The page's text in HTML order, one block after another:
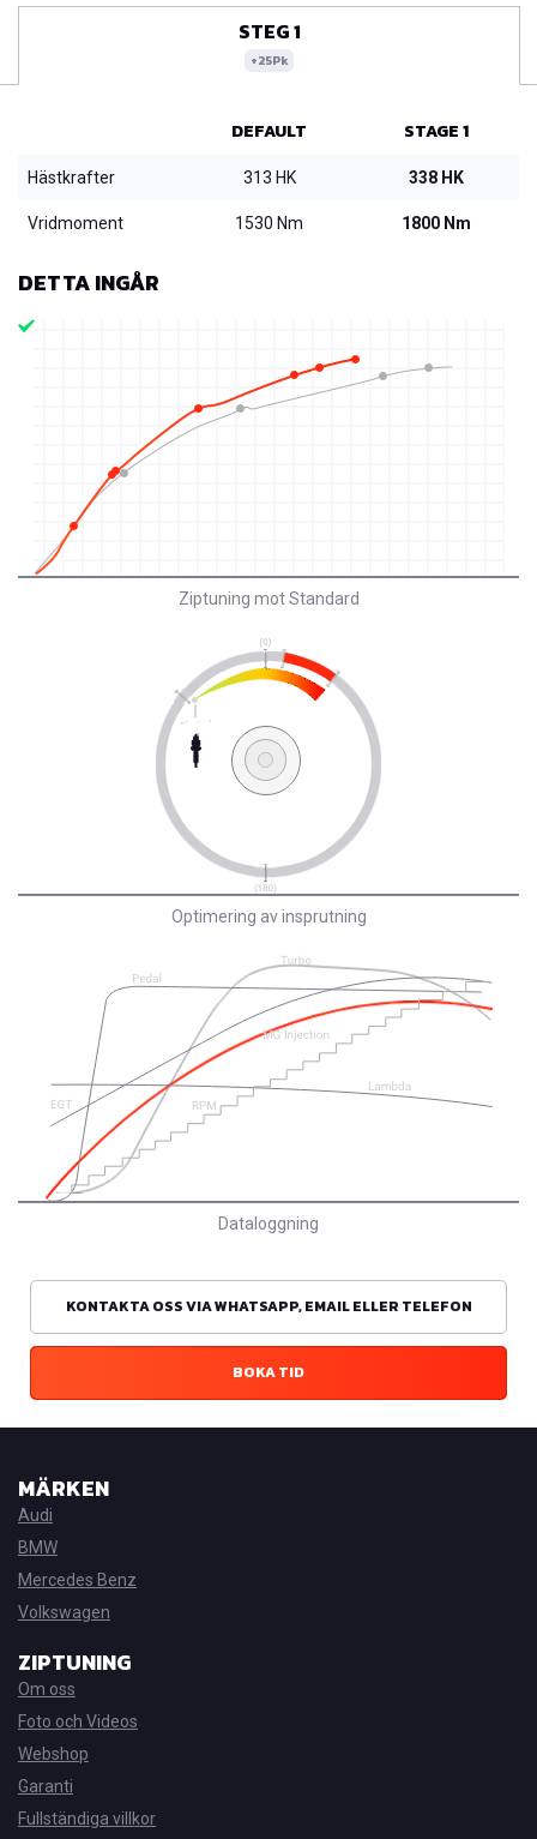
STEG 1
+25Pk
DEFAULT STAGE 1
Hästkrafter 313 HK 338 HK
Vridmoment 1530 Nm 1800 Nm
DETTA INGÅR
Ziptuning mot Standard
Optimering av insprutning
Dataloggning
KONTAKTA OSS VIA WHATSAPP, EMAIL ELLER TELEFON
BOKA TID
MÄRKEN
Audi
BMW
Mercedes Benz
Volkswagen
ZIPTUNING
Om oss
Foto och Videos
Webshop
Garanti
Fullständiga villkor